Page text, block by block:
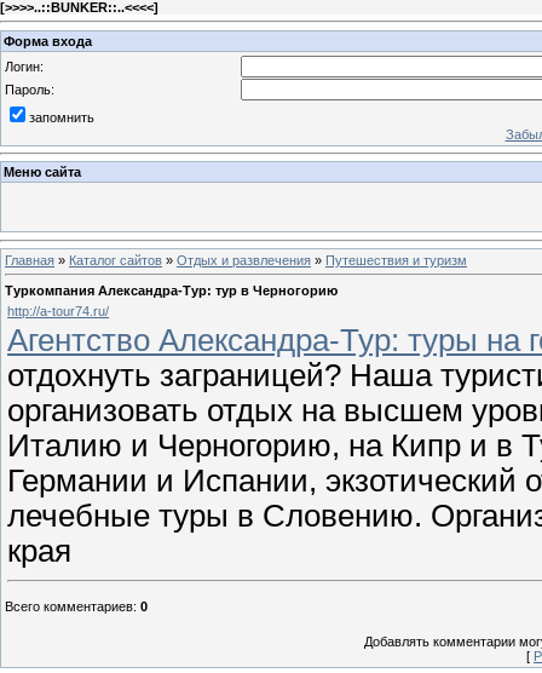
[>>>>..::BUNKER::..<<<<]
Форма входа
Логин:
Пароль:
запомнить
Меню сайта
Главная » Каталог сайтов » Отдых и развлечения » Путешествия и туризм
Туркомпания Александра-Тур: тур в Черногорию
http://a-tour74.ru/
Агентство Александра-Тур: туры на
отдохнуть заграницей? Наша
организовать отдых на высшем
Италию и Черногорию, на Кипр и в
Германии и Испании,
лечебные туры в Словению.
края
Всего комментариев: 0
Добавлять комментарии
[